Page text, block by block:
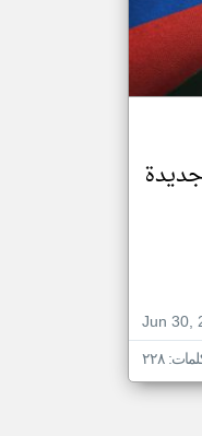
تغيير الدولة
على مدار الساعة
العاجلة والمباشرة
Jun 30,
٢٢٨